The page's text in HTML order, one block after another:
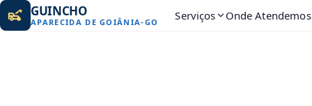
GUINCHO
APARECIDA DE GOIÂNIA-GO Serviços Onde Atendemos